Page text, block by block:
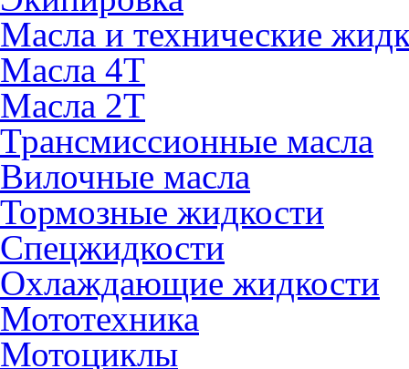
Масла и технические
Масла 4Т
Масла 2Т
Трансмиссионные масла
Вилочные масла
Тормозные жидкости
Спецжидкости
Охлаждающие жидкости
Мототехника
Мотоциклы